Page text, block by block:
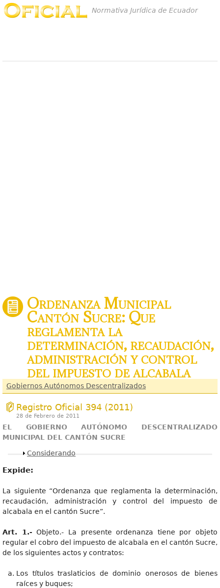
Normativa Jurídica de Ecuador
Ordenanza Municipal
Cantón Sucre: Que
reglamenta la
determinación, recaudación,
administración y control
del impuesto de alcabala
Gobiernos Autónomos Descentralizados
Registro Oficial 394 (2011)
28 de Febrero de 2011
EL GOBIERNO AUTÓNOMO DESCENTRALIZADO
MUNICIPAL DEL CANTÓN SUCRE
Mostrar
Considerando
Expide:
La siguiente “Ordenanza que reglamenta la determinación,
recaudación, administración y control del impuesto de
alcabala en el cantón Sucre”.
Art. 1.- Objeto.- La presente ordenanza tiene por objeto
regular el cobro del impuesto de alcabala en el cantón Sucre,
de los siguientes actos y contratos:
Los títulos traslaticios de dominio onerosos de bienes
raíces y buques;